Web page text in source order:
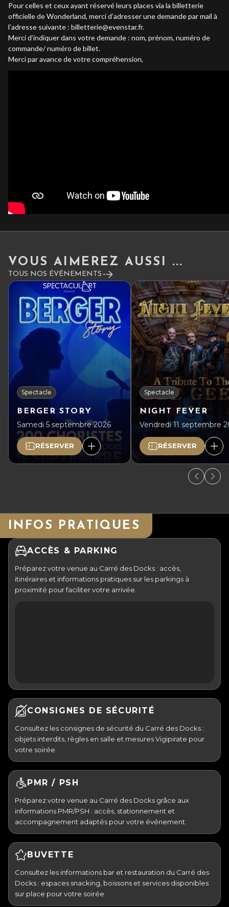
Pour celles et ceux ayant réservé leurs places via la billetterie
officielle de Wonderland, merci d’adresser une demande par mail à
l’adresse suivante : billetterie@evenstar.fr.
Merci d’indiquer dans votre demande : nom, prénom, numéro de
commande/ numéro de billet.
Merci par avance de votre compréhension,
VOUS AIMEREZ AUSSI ...
TOUS NOS ÉVÉNEMENTS
Spectacle
BERGER STORY
Samedi 5 septembre 2026
RÉSERVER
Spectacle
NIGHT FEVER
Vendredi 11 septembre
RÉSERVER
INFOS PRATIQUES
ACCÈS & PARKING
Préparez votre venue au Carré des Docks : accès,
itinéraires et informations pratiques sur les parkings à
proximité pour faciliter votre arrivée.
CONSIGNES DE SÉCURITÉ
Consultez les consignes de sécurité du Carré des Docks :
objets interdits, règles en salle et mesures Vigipirate pour
votre soirée.
PMR / PSH
Préparez votre venue au Carré des Docks grâce aux
informations PMR/PSH : accès, stationnement et
accompagnement adaptés pour votre événement.
BUVETTE
Consultez les informations bar et restauration du Carré des
Docks : espaces snacking, boissons et services disponibles
sur place pour votre soirée.